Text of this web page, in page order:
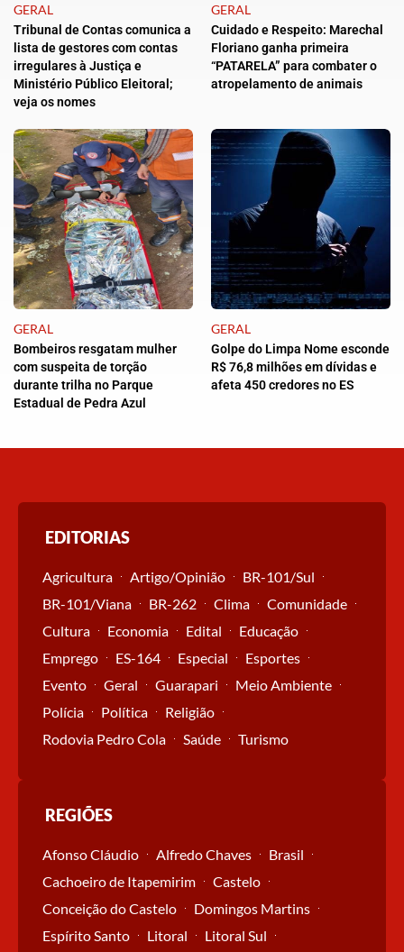
GERAL
Tribunal de Contas comunica a
lista de gestores com contas
irregulares à Justiça e
Ministério Público Eleitoral;
veja os nomes
GERAL
Cuidado e Respeito: Marechal
Floriano ganha primeira
“PATARELA” para combater o
atropelamento de animais
GERAL
Bombeiros resgatam mulher
com suspeita de torção
durante trilha no Parque
Estadual de Pedra Azul
GERAL
Golpe do Limpa Nome esconde
R$ 76,8 milhões em dívidas e
afeta 450 credores no ES
EDITORIAS
Agricultura Artigo/Opinião
BR-101/Sul
BR-101/Viana
BR-262 Clima
Comunidade
Cultura
Economia Edital
Educação
Emprego
ES-164 Especial
Esportes
Evento
Geral Guarapari
Meio Ambiente
Polícia
Política
Religião
Rodovia Pedro Cola
Saúde Turismo
REGIÕES
Afonso Cláudio Alfredo Chaves
Brasil
Cachoeiro de Itapemirim
Castelo
Conceição do Castelo
Domingos Martins
Espírito Santo
Litoral
Litoral Sul